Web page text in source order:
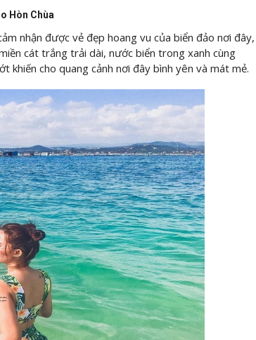
Hòn Chùa
nhận được vẻ đẹp hoang vu của biển đảo nơi đây,
cát trắng trải dài, nước biển trong xanh cùng
khiến cho quang cảnh nơi đây bình yên và mát mẻ.